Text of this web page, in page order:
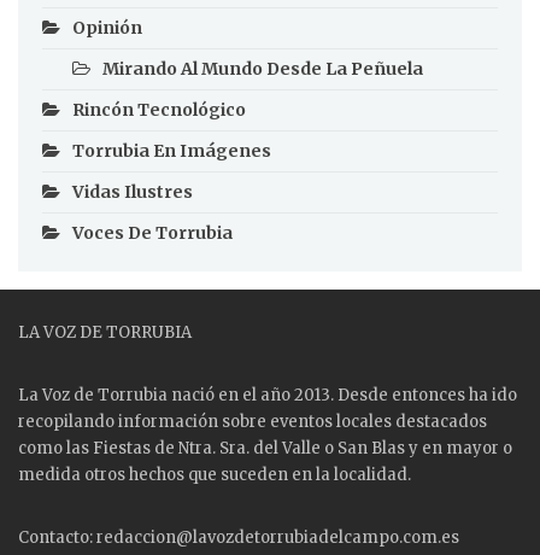
Opinión
Mirando Al Mundo Desde La Peñuela
Rincón Tecnológico
Torrubia En Imágenes
Vidas Ilustres
Voces De Torrubia
LA VOZ DE TORRUBIA
La Voz de Torrubia nació en el año 2013. Desde entonces ha ido
recopilando información sobre eventos locales destacados
como las Fiestas de Ntra. Sra. del Valle o San Blas y en mayor o
medida otros hechos que suceden en la localidad.
Contacto: redaccion@lavozdetorrubiadelcampo.com.es